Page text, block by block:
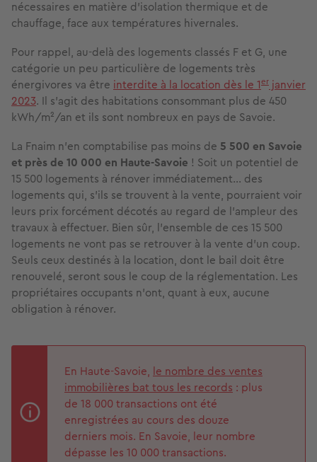
nécessaires en matière d’isolation thermique et de
chauffage, face aux températures hivernales.
Pour rappel, au-delà des logements classés F et G, une
catégorie un peu particulière de logements très
énergivores va être interdite à la location dès le 1er janvier
2023. Il s’agit des habitations consommant plus de 450
kWh/m²/an et ils sont nombreux en pays de Savoie.
La Fnaim n’en comptabilise pas moins de 5 500 en Savoie
et près de 10 000 en Haute-Savoie ! Soit un potentiel de
15 500 logements à rénover immédiatement… des
logements qui, s’ils se trouvent à la vente, pourraient voir
leurs prix forcément décotés au regard de l’ampleur des
travaux à effectuer. Bien sûr, l’ensemble de ces 15 500
logements ne vont pas se retrouver à la vente d’un coup.
Seuls ceux destinés à la location, dont le bail doit être
renouvelé, seront sous le coup de la réglementation. Les
propriétaires occupants n’ont, quant à eux, aucune
obligation à rénover.
En Haute-Savoie, le nombre des ventes
immobilières bat tous les records : plus
de 18 000 transactions ont été
enregistrées au cours des douze
derniers mois. En Savoie, leur nombre
dépasse les 10 000 transactions.